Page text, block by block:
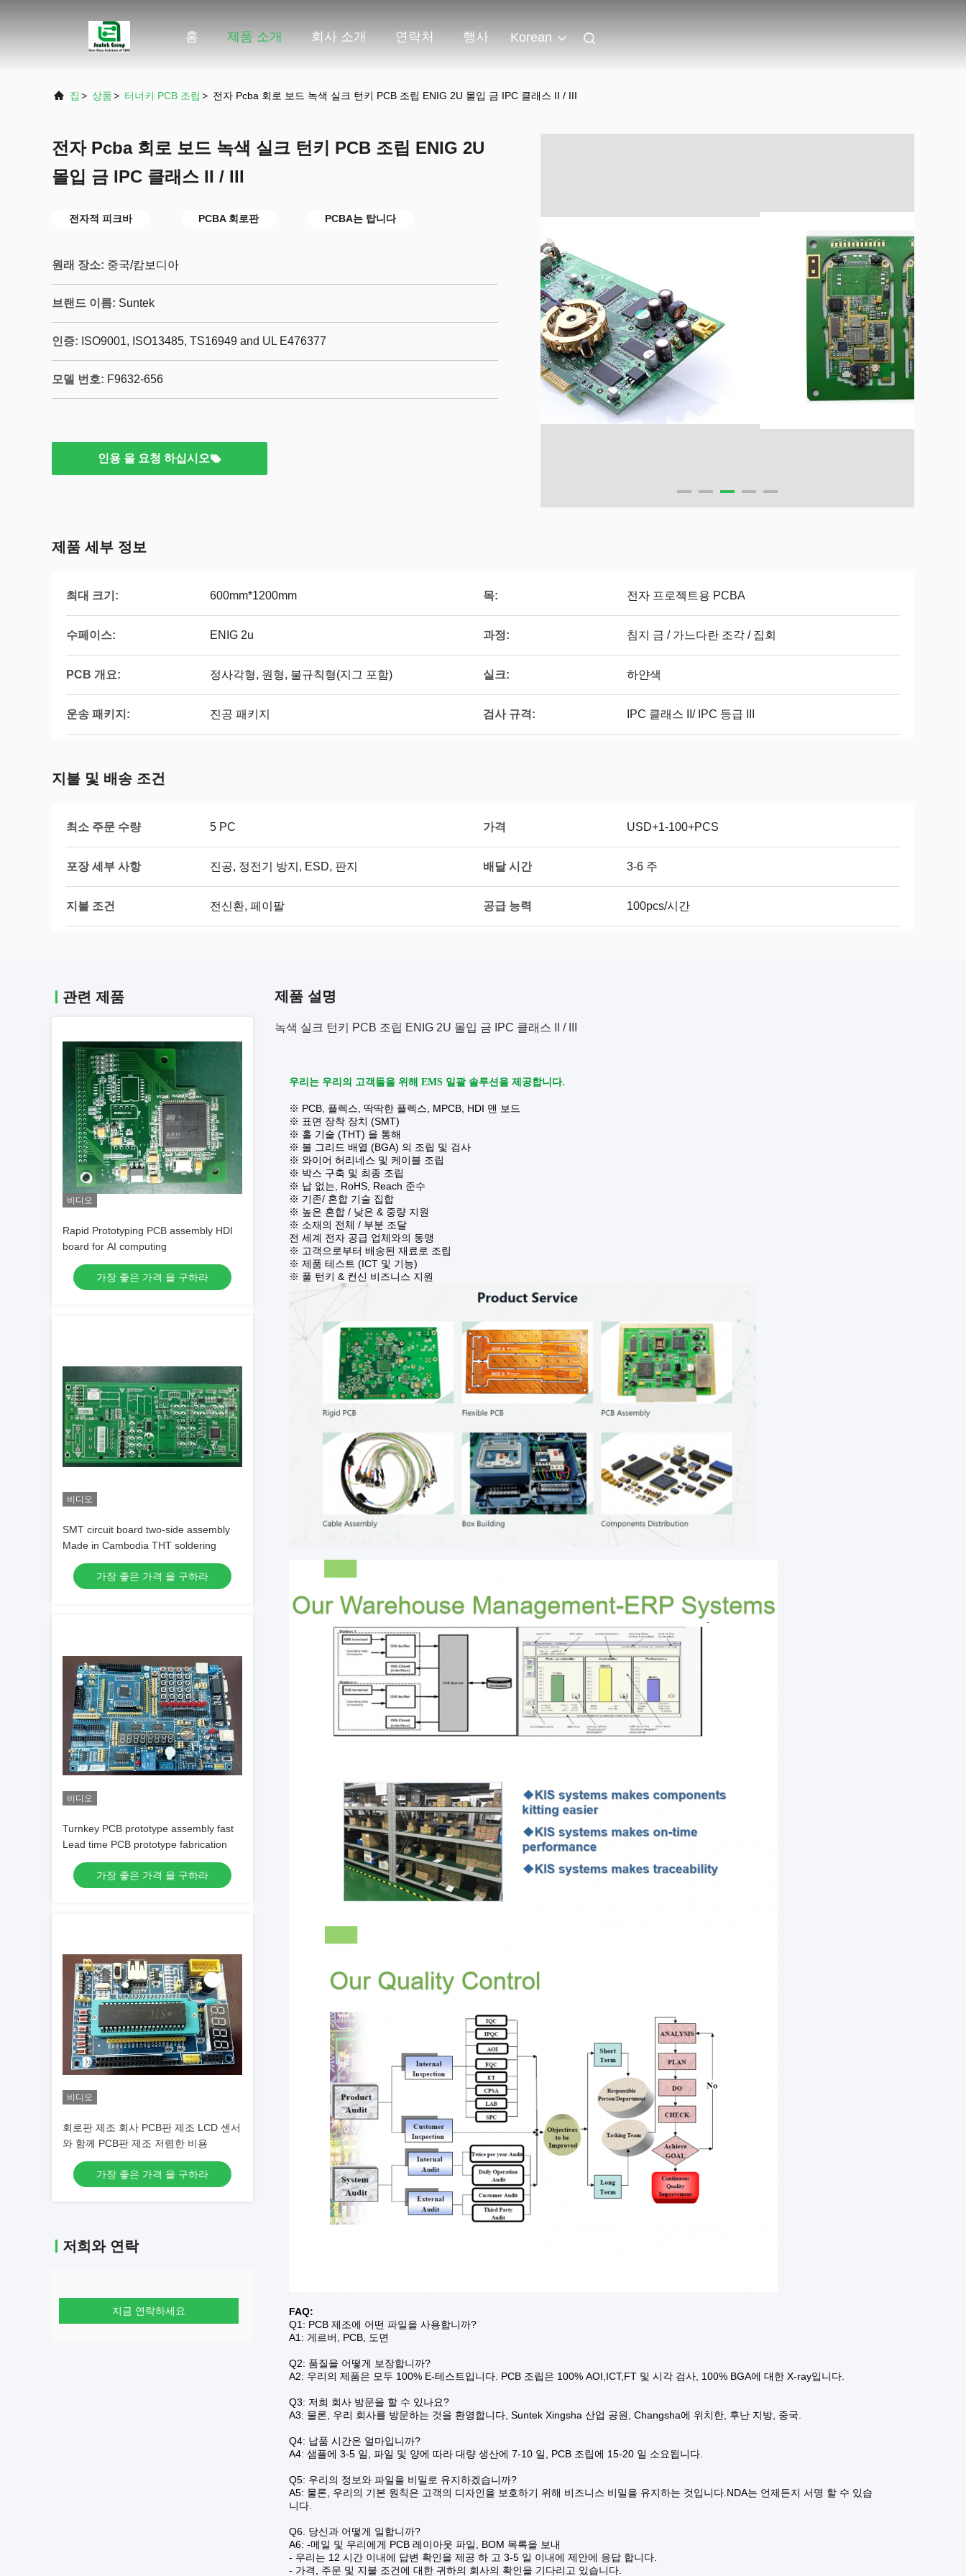
홈 제품 소개 회사 소개 연락처 행사 Korean
집 > 상품> 터너키 PCB 조립 > 전자 Pcba 회로 보드 녹색 실크 턴키 PCB 조립 ENIG 2U 몰입 금 IPC 클래스 II / III
전자 Pcba 회로 보드 녹색 실크 턴키 PCB 조립 ENIG 2U
몰입 금 IPC 클래스 II / III
전자적 피크바 PCBA 회로판 PCBA는 탑니다
원래 장소: 중국/캄보디아
브랜드 이름: Suntek
인증: ISO9001, ISO13485, TS16949 and UL E476377
모델 번호: F9632-656
인용 을 요청 하십시오
제품 세부 정보
최대 크기: 600mm*1200mm 목: 전자 프로젝트용 PCBA
수페이스: ENIG 2u 과정: 침지 금 / 가느다란 조각 / 집회
PCB 개요: 정사각형, 원형, 불규칙형(지그 포함) 실크: 하얀색
운송 패키지: 진공 패키지 검사 규격: IPC 클래스 II/ IPC 등급 III
지불 및 배송 조건
최소 주문 수량 5 PC 가격 USD+1-100+PCS
포장 세부 사항 진공, 정전기 방지, ESD, 판지 배달 시간 3-6 주
지불 조건 전신환, 페이팔 공급 능력 100pcs/시간
관련 제품
비디오
Rapid Prototyping PCB assembly HDI
board for AI computing
가장 좋은 가격 을 구하라
비디오
SMT circuit board two-side assembly
Made in Cambodia THT soldering
가장 좋은 가격 을 구하라
비디오
Turnkey PCB prototype assembly fast
Lead time PCB prototype fabrication
가장 좋은 가격 을 구하라
비디오
회로판 제조 회사 PCB판 제조 LCD 센서
와 함께 PCB판 제조 저렴한 비용
가장 좋은 가격 을 구하라
저희와 연락
지금 연락하세요
제품 설명
녹색 실크 턴키 PCB 조립 ENIG 2U 몰입 금 IPC 클래스 II / III
우리는 우리의 고객들을 위해 EMS 일괄 솔루션을 제공합니다.
※ PCB, 플렉스, 딱딱한 플렉스, MPCB, HDI 맨 보드
※ 표면 장착 장치 (SMT)
※ 홀 기술 (THT) 을 통해
※ 볼 그리드 배열 (BGA) 의 조립 및 검사
※ 와이어 허리네스 및 케이블 조립
※ 박스 구축 및 최종 조립
※ 납 없는, RoHS, Reach 준수
※ 기존/ 혼합 기술 집합
※ 높은 혼합 / 낮은 & 중량 지원
※ 소재의 전체 / 부분 조달
전 세계 전자 공급 업체와의 동맹
※ 고객으로부터 배송된 재료로 조립
※ 제품 테스트 (ICT 및 기능)
※ 풀 턴키 & 컨신 비즈니스 지원
FAQ:
Q1: PCB 제조에 어떤 파일을 사용합니까?
A1: 게르버, PCB, 도면
Q2: 품질을 어떻게 보장합니까?
A2: 우리의 제품은 모두 100% E-테스트입니다. PCB 조립은 100% AOI,ICT,FT 및 시각 검사, 100% BGA에 대한 X-ray입니다.
Q3: 저희 회사 방문을 할 수 있나요?
A3: 물론, 우리 회사를 방문하는 것을 환영합니다, Suntek Xingsha 산업 공원, Changsha에 위치한, 후난 지방, 중국.
Q4: 납품 시간은 얼마입니까?
A4: 샘플에 3-5 일, 파일 및 양에 따라 대량 생산에 7-10 일, PCB 조립에 15-20 일 소요됩니다.
Q5: 우리의 정보와 파일을 비밀로 유지하겠습니까?
A5: 물론, 우리의 기본 원칙은 고객의 디자인을 보호하기 위해 비즈니스 비밀을 유지하는 것입니다.NDA는 언제든지 서명 할 수 있습
니다.
Q6. 당신과 어떻게 일합니까?
A6: -메일 및 우리에게 PCB 레이아웃 파일, BOM 목록을 보내
- 우리는 12 시간 이내에 답변 확인을 제공 하 고 3-5 일 이내에 제안에 응답 합니다.
- 가격, 주문 및 지불 조건에 대한 귀하의 회사의 확인을 기다리고 있습니다.